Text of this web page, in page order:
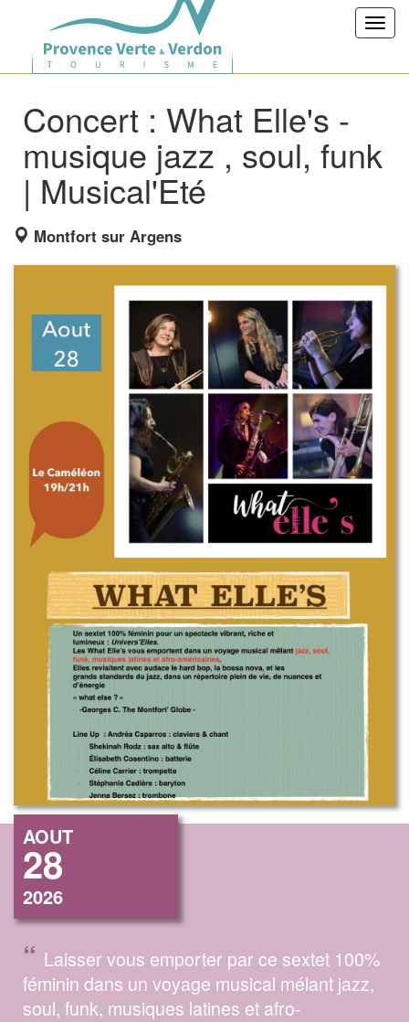
Concert : What Elle's -
musique jazz , soul, funk
| Musical'Eté
Montfort sur Argens
AOUT
28
2026
“ Laisser vous emporter par ce sextet 100%
féminin dans un voyage musical mélant jazz,
soul, funk, musiques latines et afro-